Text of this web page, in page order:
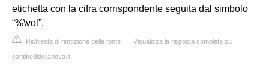
etichetta con la cifra corrispondente seguita dal simbolo
“%\vol”.
Richiesta di rimozione della fonte | Visualizza la risposta completa su
cantinedidolianova.it